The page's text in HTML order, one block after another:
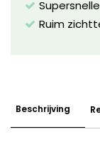
Ruim
Beschrijving